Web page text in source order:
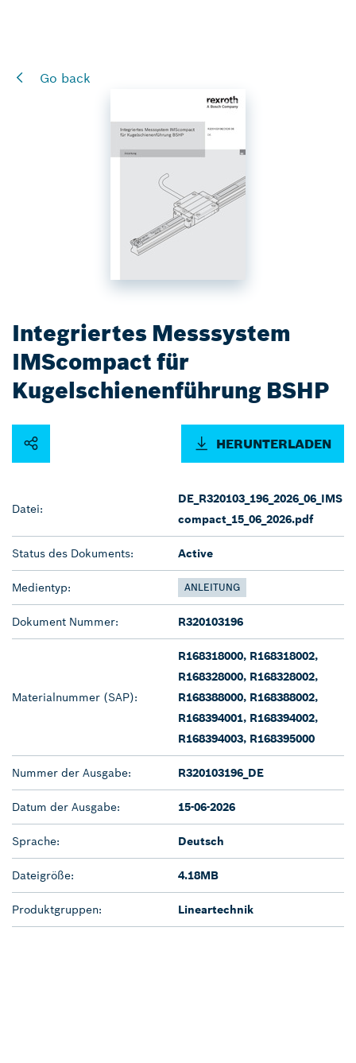
Go back
Integriertes Messsystem
IMScompact für
Kugelschienenführung BSHP
HERUNTERLADEN
Datei:
DE_R320103_196_2026_06_IMS
compact_15_06_2026.pdf
Status des Dokuments: Active
Medientyp: ANLEITUNG
Dokument Nummer: R320103196
Materialnummer (SAP):
R168318000, R168318002,
R168328000, R168328002,
R168388000, R168388002,
R168394001, R168394002,
R168394003, R168395000
Nummer der Ausgabe: R320103196_DE
Datum der Ausgabe: 15-06-2026
Sprache: Deutsch
Dateigröße: 4.18MB
Produktgruppen: Lineartechnik